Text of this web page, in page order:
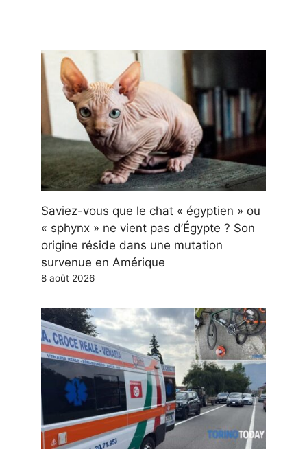
Saviez-vous que le chat « égyptien » ou
« sphynx » ne vient pas d’Égypte ? Son
origine réside dans une mutation
survenue en Amérique
8 août 2026